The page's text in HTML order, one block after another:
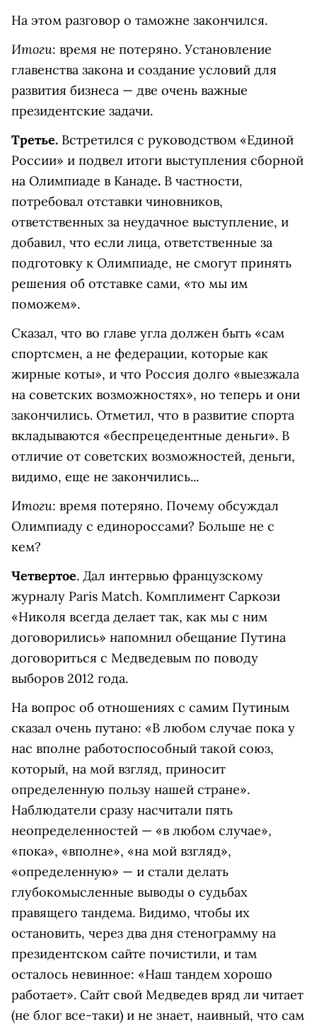
На этом разговор о таможне закончился.
Итоги: время не потеряно. Установление
главенства закона и создание условий для
развития бизнеса — две очень важные
президентские задачи.
Третье. Встретился с руководством «Единой
России» и подвел итоги выступления сборной
на Олимпиаде в Канаде. В частности,
потребовал отставки чиновников,
ответственных за неудачное выступление, и
добавил, что если лица, ответственные за
подготовку к Олимпиаде, не смогут принять
решения об отставке сами, «то мы им
поможем».
Сказал, что во главе угла должен быть «сам
спортсмен, а не федерации, которые как
жирные коты», и что Россия долго «выезжала
на советских возможностях», но теперь и они
закончились. Отметил, что в развитие спорта
вкладываются «беспрецедентные деньги». В
отличие от советских возможностей, деньги,
видимо, еще не закончились...
Итоги: время потеряно. Почему обсуждал
Олимпиаду с единороссами? Больше не с
кем?
Четвертое. Дал интервью французскому
журналу Paris Match. Комплимент Саркози
«Николя всегда делает так, как мы с ним
договорились» напомнил обещание Путина
договориться с Медведевым по поводу
выборов 2012 года.
На вопрос об отношениях с самим Путиным
сказал очень путано: «В любом случае пока у
нас вполне работоспособный такой союз,
который, на мой взгляд, приносит
определенную пользу нашей стране».
Наблюдатели сразу насчитали пять
неопределенностей — «в любом случае»,
«пока», «вполне», «на мой взгляд»,
«определенную» — и стали делать
глубокомысленные выводы о судьбах
правящего тандема. Видимо, чтобы их
остановить, через два дня стенограмму на
президентском сайте почистили, и там
осталось невинное: «Наш тандем хорошо
работает». Сайт свой Медведев вряд ли читает
(не блог все-таки) и не знает, наивный, что сам